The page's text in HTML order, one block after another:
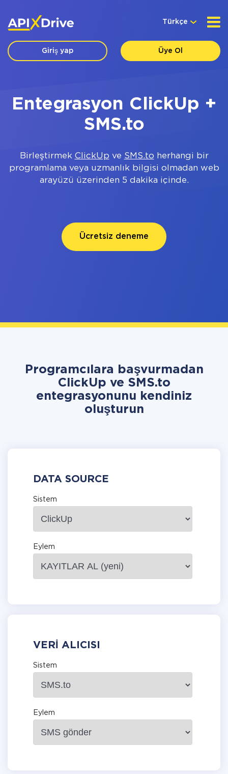
Türkçe
Giriş yap Üye Ol
Entegrasyon ClickUp +
SMS.to
Birleştirmek ClickUp ve SMS.to herhangi bir
programlama veya uzmanlık bilgisi olmadan web
arayüzü üzerinden 5 dakika içinde.
Ücretsiz deneme
Programcılara başvurmadan
ClickUp ve SMS.to
entegrasyonunu kendiniz
oluşturun
DATA SOURCE
Sistem
Eylem
VERI ALICISI
Sistem
Eylem